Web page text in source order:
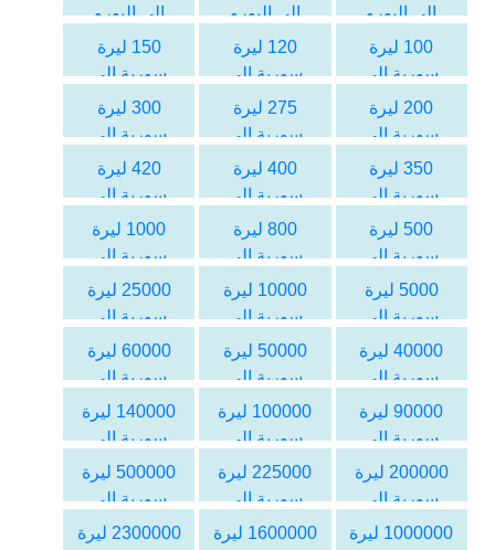
الى اليورو
الى اليورو
الى اليورو
100 ليرة
سورية الى
اليورو
120 ليرة
سورية الى
اليورو
150 ليرة
سورية الى
اليورو
200 ليرة
سورية الى
اليورو
275 ليرة
سورية الى
اليورو
300 ليرة
سورية الى
اليورو
350 ليرة
سورية الى
اليورو
400 ليرة
سورية الى
اليورو
420 ليرة
سورية الى
اليورو
500 ليرة
سورية الى
اليورو
800 ليرة
سورية الى
اليورو
1000 ليرة
سورية الى
اليورو
5000 ليرة
سورية الى
اليورو
10000 ليرة
سورية الى
اليورو
25000 ليرة
سورية الى
اليورو
40000 ليرة
سورية الى
اليورو
50000 ليرة
سورية الى
اليورو
60000 ليرة
سورية الى
اليورو
90000 ليرة
سورية الى
اليورو
100000 ليرة
سورية الى
اليورو
140000 ليرة
سورية الى
اليورو
200000 ليرة
سورية الى
اليورو
225000 ليرة
سورية الى
اليورو
500000 ليرة
سورية الى
اليورو
1000000 ليرة
1600000 ليرة
2300000 ليرة